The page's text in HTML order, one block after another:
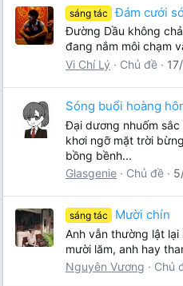
sáng tác Đám cưới
Đường Dầu không
đang nắm môi chạm
Vi Chí Lý
Chủ đề
Sóng buổi hoàng
Đại dương nhuốm
khơi ngỡ mặt trời
bồng bềnh...
Glasgenie
Chủ đề
sáng tác Mười chín
Anh vẫn thường lật
mười lăm, anh hay
Nguyên Vương
Chủ